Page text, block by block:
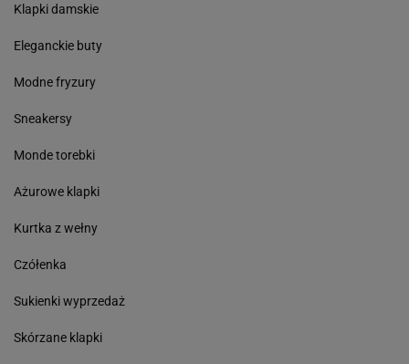
Klapki damskie
Eleganckie buty
Modne fryzury
Sneakersy
Monde torebki
Ażurowe klapki
Kurtka z wełny
Czółenka
Sukienki wyprzedaż
Skórzane klapki